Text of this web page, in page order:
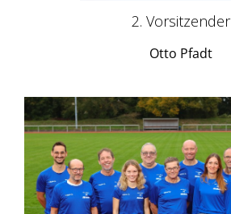
2. Vorsitzender
Otto Pfadt